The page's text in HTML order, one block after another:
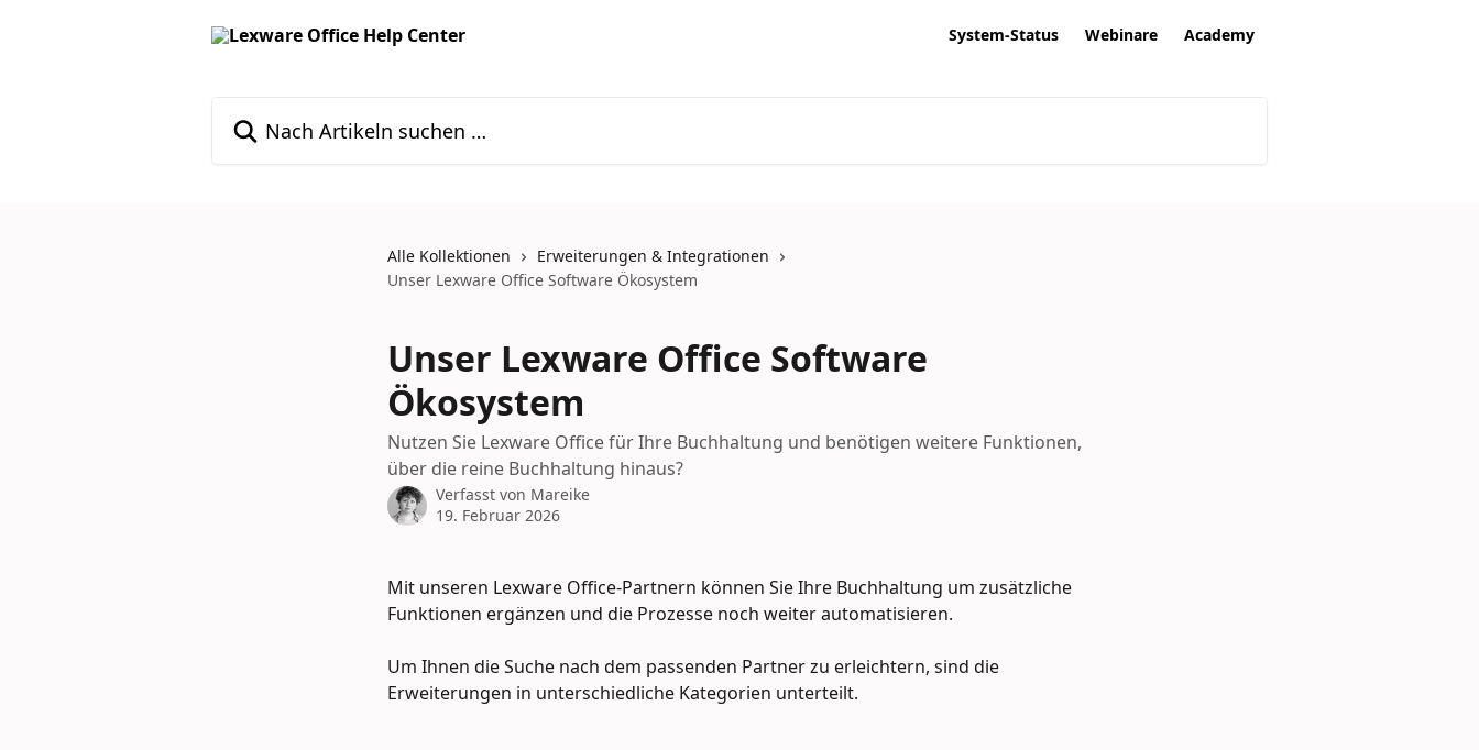
System-Status Webinare Academy
Alle Kollektionen
Erweiterungen & Integrationen
Unser Lexware Office Software Ökosystem
Unser Lexware Office Software
Ökosystem
Nutzen Sie Lexware Office für Ihre Buchhaltung und benötigen weitere Funktionen,
über die reine Buchhaltung hinaus?
Verfasst von Mareike
19. Februar 2026
Mit unseren Lexware Office-Partnern können Sie Ihre Buchhaltung um zusätzliche
Funktionen ergänzen und die Prozesse noch weiter automatisieren.
Um Ihnen die Suche nach dem passenden Partner zu erleichtern, sind die
Erweiterungen in unterschiedliche Kategorien unterteilt.